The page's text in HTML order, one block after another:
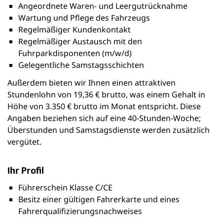
Angeordnete Waren- und Leergutrücknahme
Wartung und Pflege des Fahrzeugs
Regelmäßiger Kundenkontakt
Regelmäßiger Austausch mit den
Fuhrparkdisponenten (m/w/d)
Gelegentliche Samstagsschichten
Außerdem bieten wir Ihnen einen attraktiven
Stundenlohn von 19,36 € brutto, was einem Gehalt in
Höhe von 3.350 € brutto im Monat entspricht. Diese
Angaben beziehen sich auf eine 40-Stunden-Woche;
Überstunden und Samstagsdienste werden zusätzlich
vergütet.
Ihr Profil
Führerschein Klasse C/CE
Besitz einer gültigen Fahrerkarte und eines
Fahrerqualifizierungsnachweises